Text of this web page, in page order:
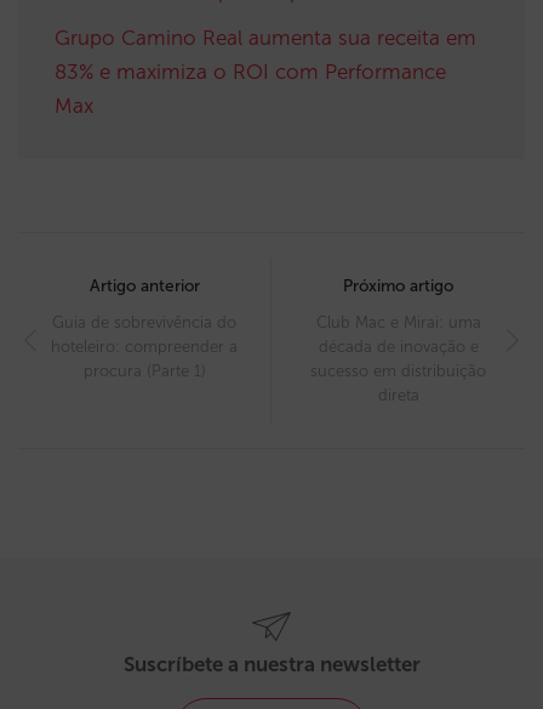
Grupo Camino Real aumenta sua receita em
83% e maximiza o ROI com Performance
Max
navigation
Artigo anterior
Guia de sobrevivência do
hoteleiro: compreender a
procura (Parte 1)
Próximo artigo
Club Mac e Mirai: uma
década de inovação e
sucesso em distribuição
direta
Suscríbete a nuestra newsletter